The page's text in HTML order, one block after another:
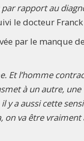
rapport au
le docteur Franck
par le manque de
Et l’homme
à un autre, une
y a aussi cette
va être vraiment